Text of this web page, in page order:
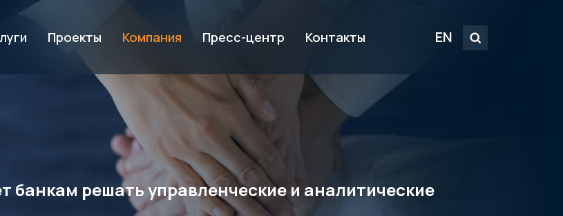
Проекты Компания Пресс-центр Контакты EN
банкам решать управленческие и аналитические